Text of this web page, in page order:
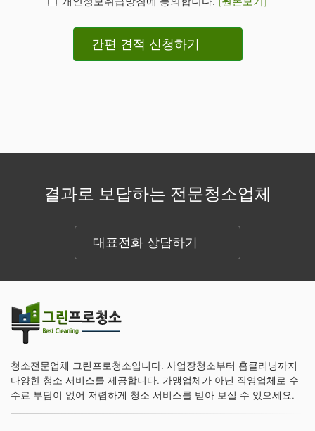
간편 견적 신청하기
결과로 보답하는 전문청소업체
대표전화 상담하기
청소전문업체 그린프로청소입니다. 사업장청소부터 홈클리닝까지
다양한 청소 서비스를 제공합니다. 가맹업체가 아닌 직영업체로 수
수료 부담이 없어 저렴하게 청소 서비스를 받아 보실 수 있으세요.